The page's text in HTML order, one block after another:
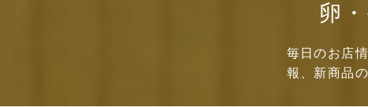
卵
毎日のお店
報、新商品